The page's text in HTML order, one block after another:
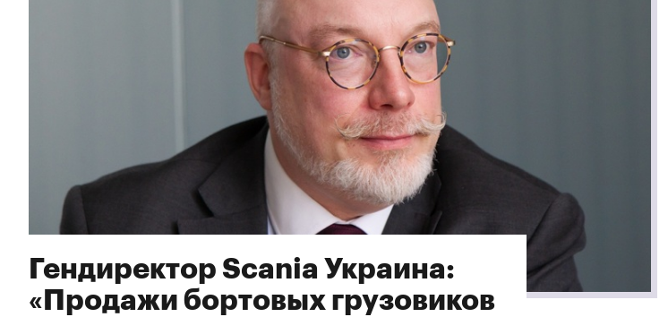
Гендиректор Scania Украина:
«Продажи бортовых грузовиков